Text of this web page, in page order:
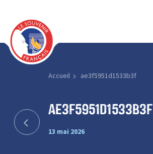
Accueil ae3f5951d1533b3f
ae3f5951d1533b3f
13 mai 2026